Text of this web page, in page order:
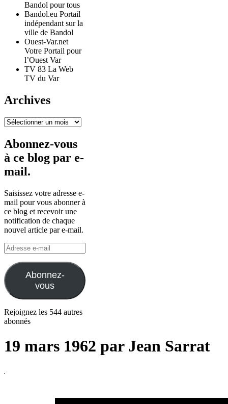
Bandol pour tous
Bandol.eu Portail
indépendant sur la
ville de Bandol
Ouest-Var.net
Votre Portail pour
l’Ouest Var
TV 83 La Web
TV du Var
Archives
Archives
Abonnez-vous
à ce blog par e-
mail.
Saisissez votre adresse e-
mail pour vous abonner à
ce blog et recevoir une
notification de chaque
nouvel article par e-mail.
Adresse
e-
mail
Abonnez-
vous
Rejoignez les 544 autres
abonnés
19 mars 1962 par Jean Sarrat